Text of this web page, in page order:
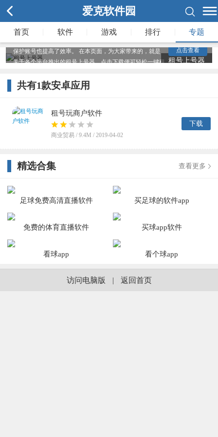
爱克软件园
首页 软件 游戏 排行 专题
租号上号器
众所周知，现在有很多的账号租赁平台，用户可以用低廉的
是为了方便租赁账号的用户，所以就有了上号器的诞生，它
保护账号也提高了效率。 在本页面，为大家带来的，就是
关于各个平台推出的租号上号器，点击下载便可轻松一键租
朋友千万不要错过了，欢迎下载使用。
点击查看
共有1款安卓应用
租号玩商户软件
商业贸易 / 9.4M / 2019-04-02
下载
精选合集 查看更多
足球免费高清直播软件 买足球的软件app
免费的体育直播软件 买球app软件
看球app 看个球app
访问电脑版 | 返回首页